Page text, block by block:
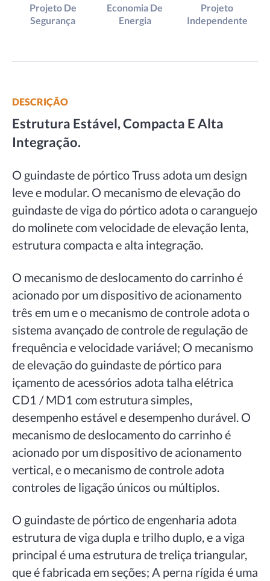
Projeto De
Segurança
Economia De
Energia
Projeto
Independente
DESCRIÇÃO
Estrutura Estável, Compacta E Alta
Integração.
O guindaste de pórtico Truss adota um design
leve e modular. O mecanismo de elevação do
guindaste de viga do pórtico adota o caranguejo
do molinete com velocidade de elevação lenta,
estrutura compacta e alta integração.
O mecanismo de deslocamento do carrinho é
acionado por um dispositivo de acionamento
três em um e o mecanismo de controle adota o
sistema avançado de controle de regulação de
frequência e velocidade variável; O mecanismo
de elevação do guindaste de pórtico para
içamento de acessórios adota talha elétrica
CD1 / MD1 com estrutura simples,
desempenho estável e desempenho durável. O
mecanismo de deslocamento do carrinho é
acionado por um dispositivo de acionamento
vertical, e o mecanismo de controle adota
controles de ligação únicos ou múltiplos.
O guindaste de pórtico de engenharia adota
estrutura de viga dupla e trilho duplo, e a viga
principal é uma estrutura de treliça triangular,
que é fabricada em seções; A perna rígida é uma